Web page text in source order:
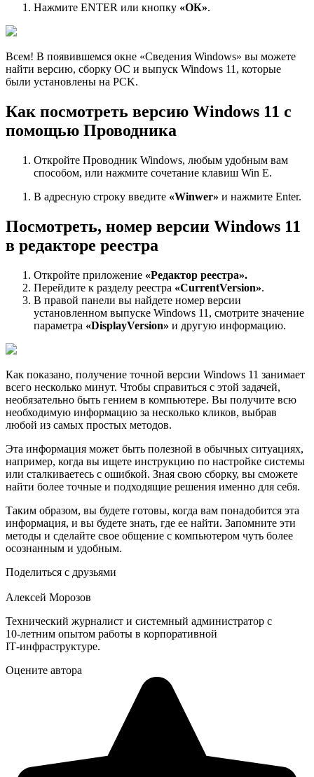
Нажмите ENTER или кнопку «ОК».
Всем! В появившемся окне «Сведения Windows» вы можете
найти версию, сборку ОС и выпуск Windows 11, которые
были установлены на PCK.
Как посмотреть версию Windows 11 с
помощью Проводника
Откройте Проводник Windows, любым удобным вам
способом, или нажмите сочетание клавиш Win E.
В адресную строку введите «Winwer» и нажмите Enter.
Посмотреть, номер версии Windows 11
в редакторе реестра
Откройте приложение «Редактор реестра».
Перейдите к разделу реестра «CurrentVersion».
В правой панели вы найдете номер версии
установленном выпуске Windows 11, смотрите значение
параметра «DisplayVersion» и другую информацию.
Как показано, получение точной версии Windows 11 занимает
всего несколько минут. Чтобы справиться с этой задачей,
необязательно быть гением в компьютере. Вы получите всю
необходимую информацию за несколько кликов, выбрав
любой из самых простых методов.
Эта информация может быть полезной в обычных ситуациях,
например, когда вы ищете инструкцию по настройке системы
или сталкиваетесь с ошибкой. Зная свою сборку, вы сможете
найти более точные и подходящие решения именно для себя.
Таким образом, вы будете готовы, когда вам понадобится эта
информация, и вы будете знать, где ее найти. Запомните эти
методы и сделайте свое общение с компьютером чуть более
осознанным и удобным.
Поделиться с друзьями
Алексей Морозов
Технический журналист и системный администратор с
10‑летним опытом работы в корпоративной
IT‑инфраструктуре.
Оцените автора